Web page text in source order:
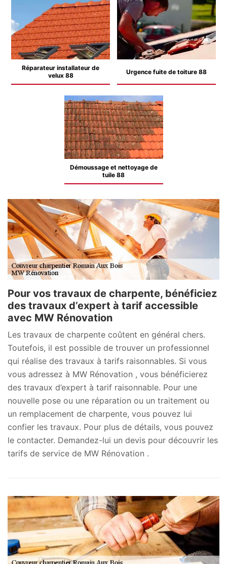
Réparateur installateur de
velux 88
Urgence fuite de toiture 88
Démoussage et nettoyage de
tuile 88
Pour vos travaux de charpente, bénéficiez
des travaux d’expert à tarif accessible
avec MW Rénovation
Les travaux de charpente coûtent en général chers.
Toutefois, il est possible de trouver un professionnel
qui réalise des travaux à tarifs raisonnables. Si vous
vous adressez à MW Rénovation , vous bénéficierez
des travaux d’expert à tarif raisonnable. Pour une
nouvelle pose ou une réparation ou un traitement ou
un remplacement de charpente, vous pouvez lui
confier les travaux. Pour plus de détails, vous pouvez
le contacter. Demandez-lui un devis pour découvrir les
tarifs de service de MW Rénovation .